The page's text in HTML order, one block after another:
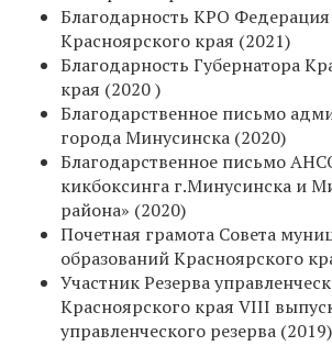
Благодарность КРО Федерация
Красноярского края (2021)
Благодарность Губернатора
края (2020 )
Благодарственное письмо
города Минусинска (2020)
Благодарственное письмо
кикбоксинга г.Минусинска и
района» (2020)
Почетная грамота Совета
образований Красноярского
Участник Резерва
Красноярского края VIII
управленческого резерва (2019)